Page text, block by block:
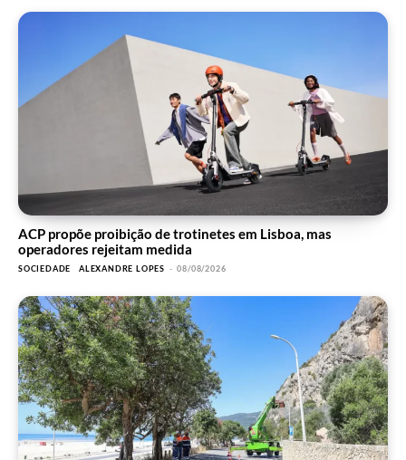
ACP propõe proibição de trotinetes em Lisboa, mas
operadores rejeitam medida
SOCIEDADE ALEXANDRE LOPES - 08/08/2026